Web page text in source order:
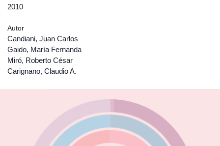
2010
Autor
Candiani, Juan Carlos
Gaido, María Fernanda
Miró, Roberto César
Carignano, Claudio A.